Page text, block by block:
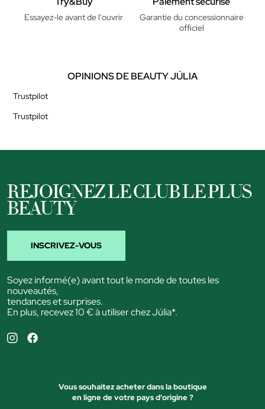
Essayez-le avant de l'ouvrir
Garantie du concessionnaire
officiel
OPINIONS DE BEAUTY JÚLIA
Trustpilot
Trustpilot
REJOIGNEZ LE CLUB LE PLUS
BEAUTY
INSCRIVEZ-VOUS
Soyez informé(e) avant tout le monde de toutes les
nouveautés,
tendances et surprises.
En plus, recevez 10 € à utiliser chez Júlia*.
Vous souhaitez acheter dans la boutique
en ligne de votre pays d'origine ?